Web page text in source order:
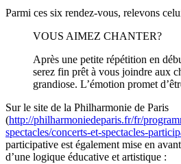
Parmi ces six rendez-vous, relevons
VOUS AIMEZ CHANTER?
Après une petite répétition en
serez fin prêt à vous joindre aux
grandiose. L’émotion promet
Sur le site de la Philharmonie de Paris
(http://philharmoniedeparis.fr/fr/
spectacles/concerts-et-spectacles-
participative est également mise en
d’une logique éducative et artistique :